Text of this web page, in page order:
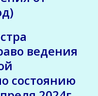
ведения
состоянию